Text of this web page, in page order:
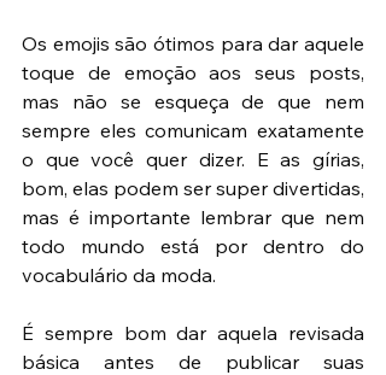
Os emojis são ótimos para dar aquele
toque de emoção aos seus posts,
mas não se esqueça de que nem
sempre eles comunicam exatamente
o que você quer dizer. E as gírias,
bom, elas podem ser super divertidas,
mas é importante lembrar que nem
todo mundo está por dentro do
vocabulário da moda.
É sempre bom dar aquela revisada
básica antes de publicar suas